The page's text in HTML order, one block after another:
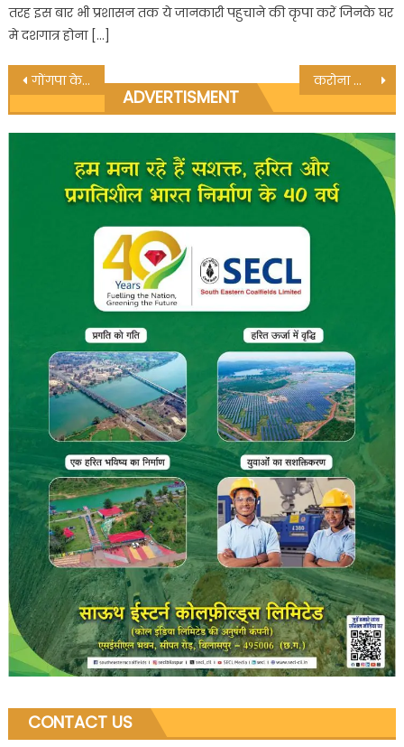
तरह इस बार भी प्रशासन तक ये जानकारी पहुचाने की कृपा करें जिनके घर
मे दशगात्र होना […]
Post
navigation
गोंगपा के राष्ट्रीय अध्यक्ष की मौत की जांच सीबीआई से कराए-कमलनाथ संतोष चौरसिया करोना को हराकर सपरिवार घर लौटे पत्रकार सुरेश शर्मा*
ADVERTISMENT
CONTACT US